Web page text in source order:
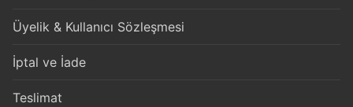
Üyelik & Kullanıcı Sözleşmesi
İptal ve İade
Teslimat